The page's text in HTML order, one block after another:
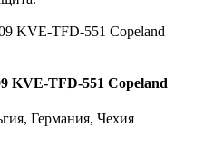
KVE-TFD-551 Copeland